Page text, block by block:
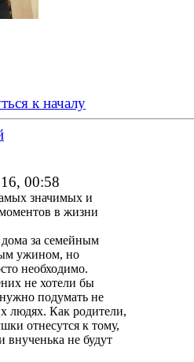
к началу
00:58
значимых и
в жизни
дома за семейным
ужином, но
необходимо.
не хотели бы
нужно подумать не
людях. Как родители,
отнесутся к тому,
не будут